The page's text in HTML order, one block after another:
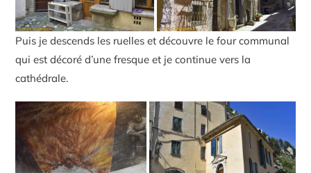
Puis je descends les ruelles et découvre le four communal
qui est décoré d’une fresque et je continue vers la
cathédrale.